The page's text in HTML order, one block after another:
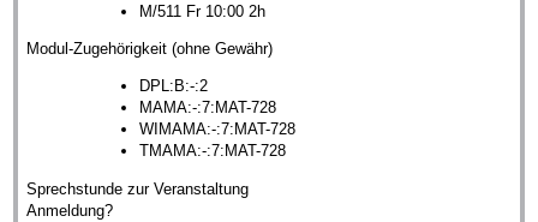
M/511 Fr 10:00 2h
Modul-Zugehörigkeit (ohne Gewähr)
DPL:B:-:2
MAMA:-:7:MAT-728
WIMAMA:-:7:MAT-728
TMAMA:-:7:MAT-728
Sprechstunde zur Veranstaltung
Anmeldung?